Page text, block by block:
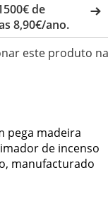
de
8,90€/ano.
este produto na
pega madeira
de incenso
manufacturado